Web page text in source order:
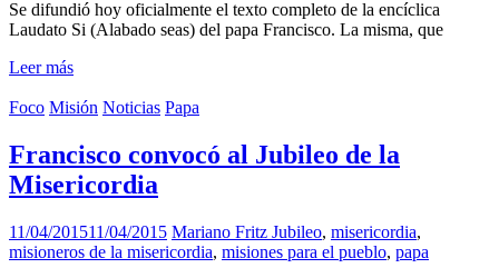
Se difundió hoy oficialmente el texto completo de la encíclica
Laudato Si (Alabado seas) del papa Francisco. La misma, que
Leer más
Foco Misión Noticias Papa
Francisco convocó al Jubileo de la
Misericordia
11/04/201511/04/2015 Mariano Fritz Jubileo, misericordia,
misioneros de la misericordia, misiones para el pueblo, papa